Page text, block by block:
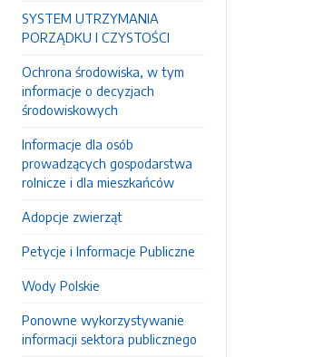
SYSTEM UTRZYMANIA
PORZĄDKU I CZYSTOŚCI
Ochrona środowiska, w tym
informacje o decyzjach
środowiskowych
Informacje dla osób
prowadzących gospodarstwa
rolnicze i dla mieszkańców
Adopcje zwierząt
Petycje i Informacje Publiczne
Wody Polskie
Ponowne wykorzystywanie
informacji sektora publicznego